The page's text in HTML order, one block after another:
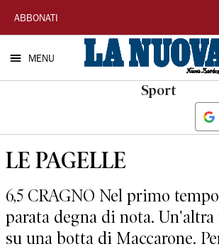
La
Nuova
Sardegna
ABBONATI
MENU
Sport
LE PAGELLE
6,5 CRAGNO Nel primo
parata degna di nota. Un'altra
su una botta di Maccarone.